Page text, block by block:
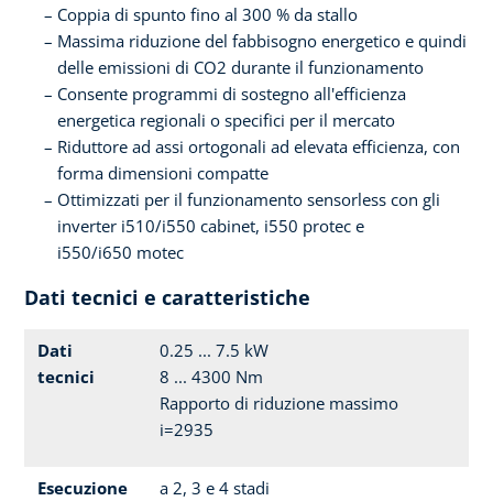
Coppia di spunto fino al 300 % da stallo
Massima riduzione del fabbisogno energetico e quindi
delle emissioni di CO2 durante il funzionamento
Consente programmi di sostegno all'efficienza
energetica regionali o specifici per il mercato
Riduttore ad assi ortogonali ad elevata efficienza, con
forma dimensioni compatte
Ottimizzati per il funzionamento sensorless con gli
inverter i510/i550 cabinet, i550 protec e
i550/i650 motec
Dati tecnici e caratteristiche
Dati
tecnici
0.25 ... 7.5 kW
8 ... 4300 Nm
Rapporto di riduzione massimo
i=2935
Esecuzione a 2, 3 e 4 stadi